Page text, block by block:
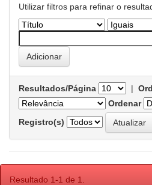
Utilizar filtros para refinar o
Resultados/Página |
Ordenar
Registro(s)
Resultado 1-1 de 1.